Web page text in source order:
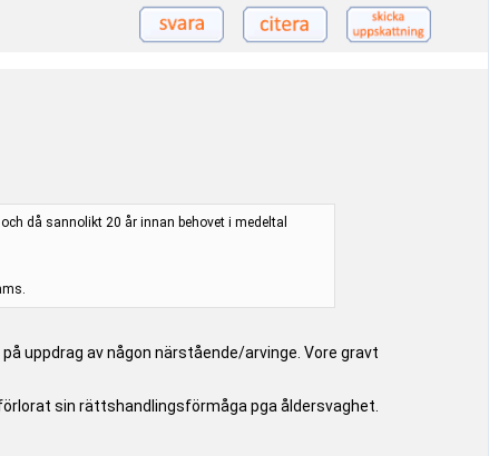
då sannolikt 20 år innan behovet i medeltal
uppdrag av någon närstående/arvinge. Vore gravt
sin rättshandlingsförmåga pga åldersvaghet.